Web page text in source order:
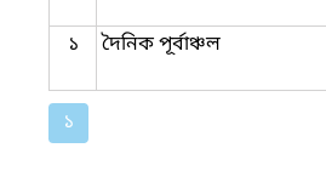
১ দৈনিক পূর্বাঞ্চল
১